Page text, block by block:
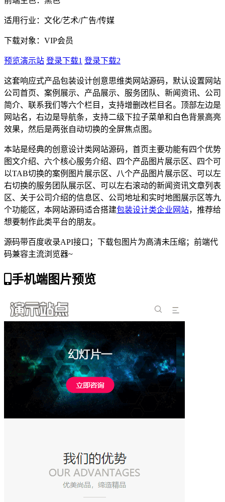
适用行业：文化/艺术/广告/传媒
下载对象：VIP会员
预览演示站 登录下载1 登录下载2
这套响应式产品包装设计创意思维类网站源码，默认设置网站
公司首页、案例展示、产品展示、服务团队、新闻资讯、公司
简介、联系我们等六个栏目，支持增删改栏目名。顶部左边是
网站名，右边是导航条，支持二级下拉子菜单和白色背景高亮
效果，然后是两张自动切换的全屏焦点图。
本站是经典的创意设计类网站源码，首页主要功能有四个优势
图文介绍、六个核心服务介绍、四个产品图片展示区、四个可
以TAB切换的案例图片展示区、八个产品图片展示区、可以左
右切换的服务团队展示区、可以左右滚动的新闻资讯文章列表
区、关于公司介绍的信息区、公司地址和实时地图展示区等九
个功能区，本网站源码适合搭建包装设计类企业网站，推荐给
想要制作此类平台的朋友。
源码带百度收录API接口；下载包图片为高清未压缩；前端代
码兼容主流浏览器~
手机端图片预览